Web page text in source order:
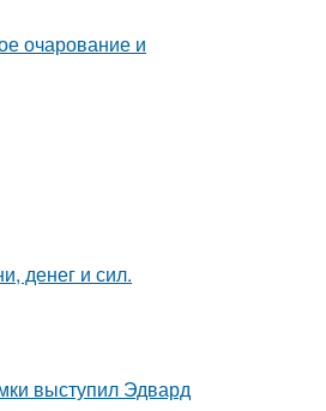
очарование и
денег и сил.
выступил Эдвард